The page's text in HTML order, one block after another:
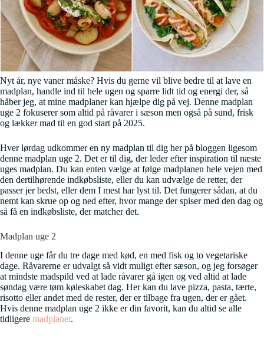
Nyt år, nye vaner måske? Hvis du gerne vil blive bedre til at lave en
madplan, handle ind til hele ugen og sparre lidt tid og energi der, så
håber jeg, at mine madplaner kan hjælpe dig på vej. Denne madplan
uge 2 fokuserer som altid på råvarer i sæson men også på sund, frisk
og lækker mad til en god start på 2025.
Hver lørdag udkommer en ny madplan til dig her på bloggen ligesom
denne madplan uge 2. Det er til dig, der leder efter inspiration til næste
uges madplan. Du kan enten vælge at følge madplanen hele vejen med
den dertilhørende indkøbsliste, eller du kan udvælge de retter, der
passer jer bedst, eller dem I mest har lyst til. Det fungerer sådan, at du
nemt kan skrue op og ned efter, hvor mange der spiser med den dag og
så få en indkøbsliste, der matcher det.
Madplan uge 2
I denne uge får du tre dage med kød, en med fisk og to vegetariske
dage. Råvarerne er udvalgt så vidt muligt efter sæson, og jeg forsøger
at mindste madspild ved at lade råvarer gå igen og ved altid at lade
søndag være tøm køleskabet dag. Her kan du lave pizza, pasta, tærte,
risotto eller andet med de rester, der er tilbage fra ugen, der er gået.
Hvis denne madplan uge 2 ikke er din favorit, kan du altid se alle
tidligere madplaner.